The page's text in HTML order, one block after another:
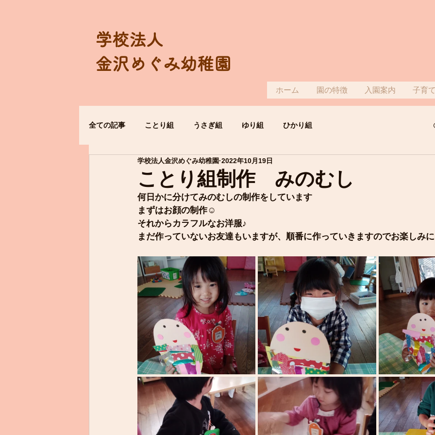
学校法人
金沢めぐみ幼稚園
ホーム 園の特徴 入園案内 子育
全ての記事 ことり組 うさぎ組 ゆり組 ひかり組
ことり組制作 みのむし
学校法人金沢めぐみ幼稚園 2022年10月19日
何日かに分けてみのむしの制作をしています
まずはお顔の制作☺
それからカラフルなお洋服♪
まだ作っていないお友達もいますが、順番に作っていきますのでお楽しみ